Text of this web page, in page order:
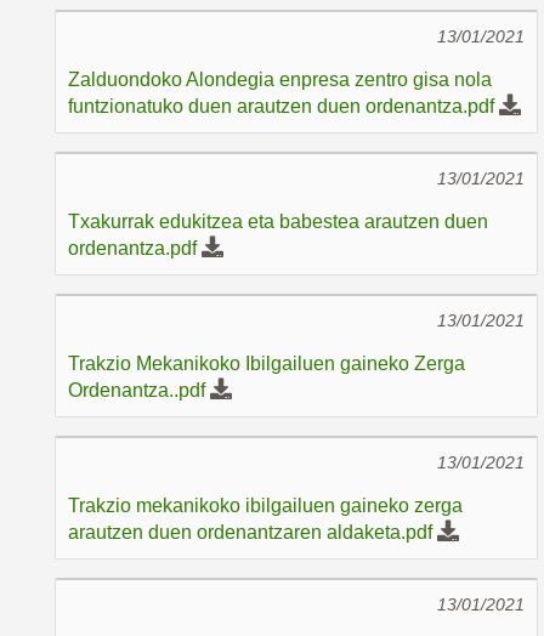
13/01/2021
Zalduondoko Alondegia enpresa zentro gisa nola
funtzionatuko duen arautzen duen ordenantza.pdf
13/01/2021
Txakurrak edukitzea eta babestea arautzen duen
ordenantza.pdf
13/01/2021
Trakzio Mekanikoko Ibilgailuen gaineko Zerga
Ordenantza..pdf
13/01/2021
Trakzio mekanikoko ibilgailuen gaineko zerga
arautzen duen ordenantzaren aldaketa.pdf
13/01/2021